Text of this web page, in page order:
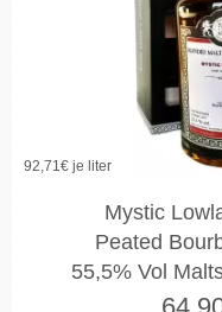
92,71€ je liter
Mystic
Peated
55,5% Vol